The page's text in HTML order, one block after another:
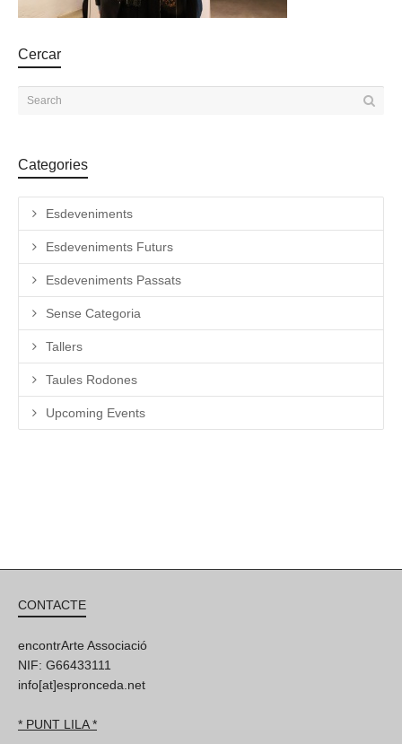
Cercar
Categories
Esdeveniments
Esdeveniments Futurs
Esdeveniments Passats
Sense Categoria
Tallers
Taules Rodones
Upcoming Events
CONTACTE
encontrArte Associació
NIF: G66433111
info[at]espronceda.net
* PUNT LILA *